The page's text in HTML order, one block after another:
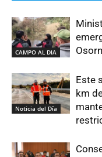
CAMPO AL DIA
Noticia del Día
Este
km